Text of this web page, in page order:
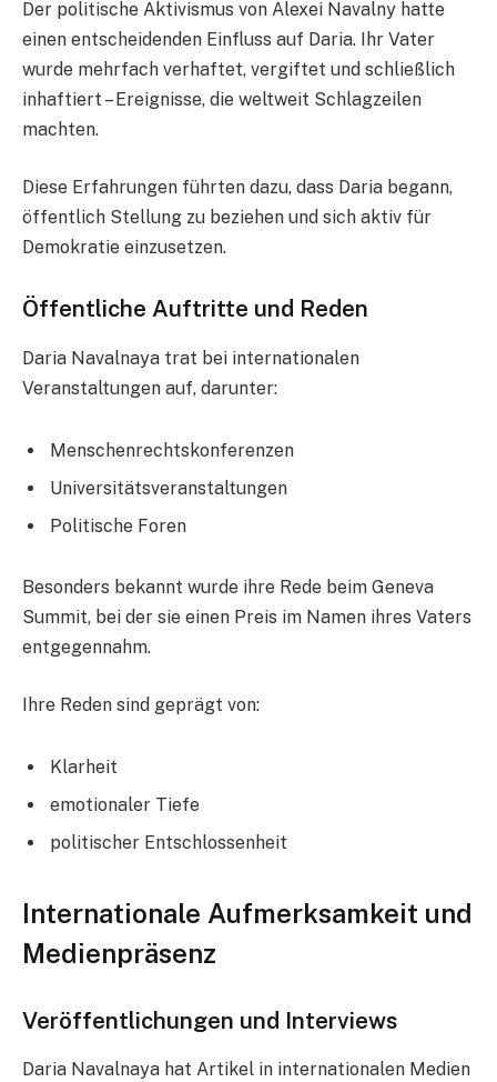
Der politische Aktivismus von Alexei Navalny hatte
einen entscheidenden Einfluss auf Daria. Ihr Vater
wurde mehrfach verhaftet, vergiftet und schließlich
inhaftiert – Ereignisse, die weltweit Schlagzeilen
machten.
Diese Erfahrungen führten dazu, dass Daria begann,
öffentlich Stellung zu beziehen und sich aktiv für
Demokratie einzusetzen.
Öffentliche Auftritte und Reden
Daria Navalnaya trat bei internationalen
Veranstaltungen auf, darunter:
Menschenrechtskonferenzen
Universitätsveranstaltungen
Politische Foren
Besonders bekannt wurde ihre Rede beim Geneva
Summit, bei der sie einen Preis im Namen ihres Vaters
entgegennahm.
Ihre Reden sind geprägt von:
Klarheit
emotionaler Tiefe
politischer Entschlossenheit
Internationale Aufmerksamkeit und
Medienpräsenz
Veröffentlichungen und Interviews
Daria Navalnaya hat Artikel in internationalen Medien